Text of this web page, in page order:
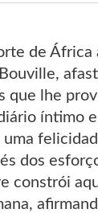
de
que lhe
íntimo
dos
constrói